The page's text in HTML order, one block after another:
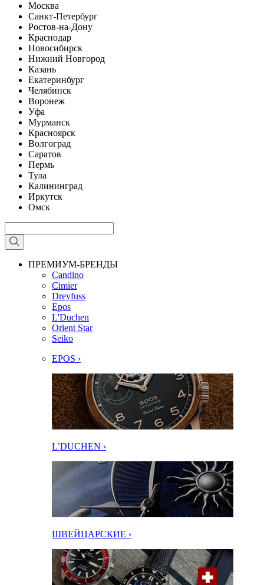
Москва
Санкт-Петербург
Ростов-на-Дону
Краснодар
Новосибирск
Нижний Новгород
Казань
Екатеринбург
Челябинск
Воронеж
Уфа
Мурманск
Красноярск
Волгоград
Саратов
Пермь
Тула
Калининград
Иркутск
Омск
ПРЕМИУМ-БРЕНДЫ
Candino
Cimier
Dreyfuss
Epos
L'Duchen
Orient Star
Seiko
EPOS ›
L’DUCHEN ›
ШВЕЙЦАРСКИЕ ›